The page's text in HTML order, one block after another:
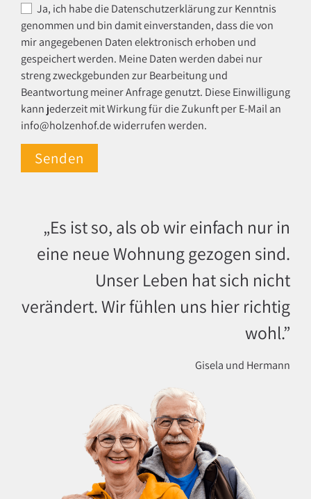
Ja, ich habe dieDatenschutzerklärungzur Kenntnis
genommen und bin damit einverstanden, dass die von
mir angegebenen Daten elektronisch erhoben und
gespeichert werden. Meine Daten werden dabei nur
streng zweckgebunden zur Bearbeitung und
Beantwortung meiner Anfrage genutzt. Diese Einwilligung
kann jederzeit mit Wirkung für die Zukunft per E-Mail an
info@holzenhof.de widerrufen werden.
Bitte nicht ausfüllen.
Senden
„Es ist so, als ob wir einfach nur in
eine neue Wohnung gezogen sind.
Unser Leben hat sich nicht
verändert. Wir fühlen uns hier richtig
wohl.”
Gisela und Hermann